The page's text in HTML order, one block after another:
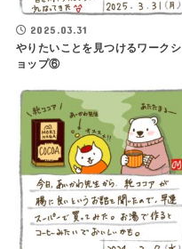
2025.03.31
やりたいことを見つけるワークシ
ョップ⑥